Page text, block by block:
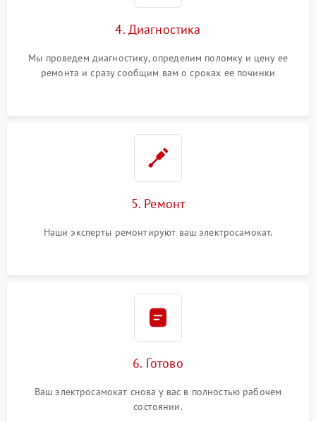
4. Диагностика
Мы проведем диагностику, определим поломку и цену ее
ремонта и сразу сообщим вам о сроках ее починки
5. Ремонт
Наши эксперты ремонтируют ваш электросамокат.
6. Готово
Ваш электросамокат снова у вас в полностью рабочем
состоянии.